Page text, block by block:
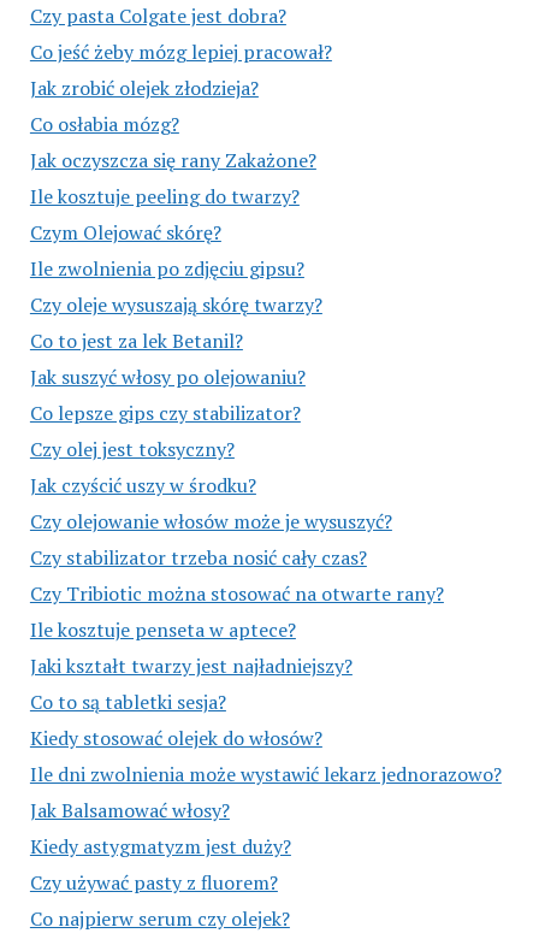
Czy pasta Colgate jest dobra?
Co jeść żeby mózg lepiej pracował?
Jak zrobić olejek złodzieja?
Co osłabia mózg?
Jak oczyszcza się rany Zakażone?
Ile kosztuje peeling do twarzy?
Czym Olejować skórę?
Ile zwolnienia po zdjęciu gipsu?
Czy oleje wysuszają skórę twarzy?
Co to jest za lek Betanil?
Jak suszyć włosy po olejowaniu?
Co lepsze gips czy stabilizator?
Czy olej jest toksyczny?
Jak czyścić uszy w środku?
Czy olejowanie włosów może je wysuszyć?
Czy stabilizator trzeba nosić cały czas?
Czy Tribiotic można stosować na otwarte rany?
Ile kosztuje penseta w aptece?
Jaki kształt twarzy jest najładniejszy?
Co to są tabletki sesja?
Kiedy stosować olejek do włosów?
Ile dni zwolnienia może wystawić lekarz jednorazowo?
Jak Balsamować włosy?
Kiedy astygmatyzm jest duży?
Czy używać pasty z fluorem?
Co najpierw serum czy olejek?